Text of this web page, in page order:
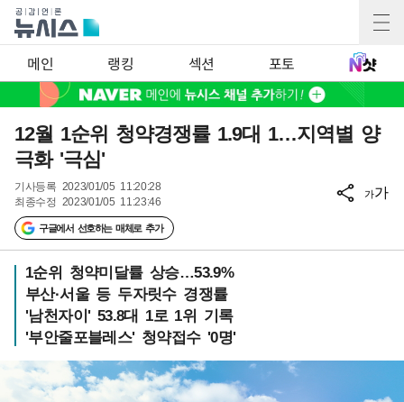
메인 랭킹 섹션 포토
12월 1순위 청약경쟁률 1.9대 1…지역별 양
극화 '극심'
기사등록 2023/01/05 11:20:28
최종수정 2023/01/05 11:23:46
구글에서 선호하는 매체로 추가
가가
1순위 청약미달률 상승…53.9%
부산·서울 등 두자릿수 경쟁률
'남천자이' 53.8대 1로 1위 기록
'부안줄포블레스' 청약접수 '0명'